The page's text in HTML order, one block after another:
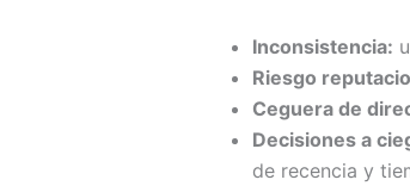
Inconsistencia:
Riesgo
Ceguera de
Decisiones a
de recencia y